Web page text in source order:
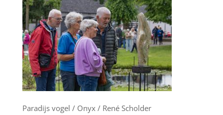
Paradijs vogel / Onyx / René Scholder